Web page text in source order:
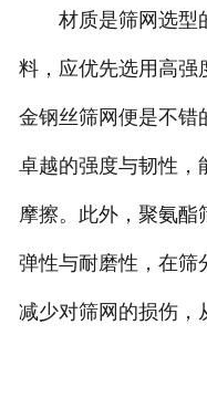
材质是筛网选型
料，应优先选用高强
金钢丝筛网便是不错
卓越的强度与韧性，
摩擦。此外，聚氨酯
弹性与耐磨性，在筛
减少对筛网的损伤，